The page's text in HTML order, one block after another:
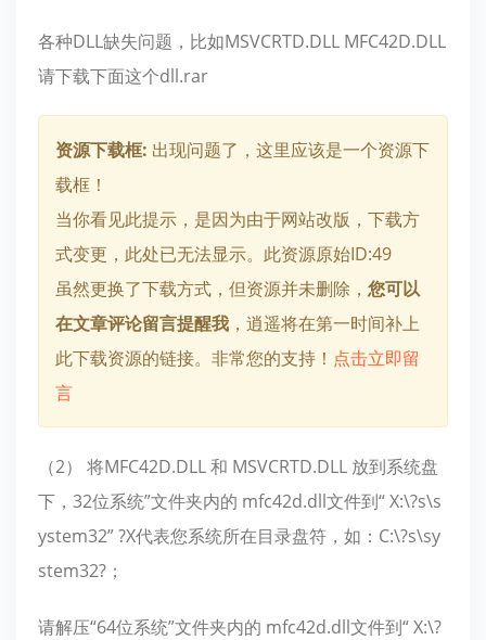
各种DLL缺失问题，比如MSVCRTD.DLL MFC42D.DLL
请下载下面这个dll.rar
资源下载框: 出现问题了，这里应该是一个资源下
载框！
当你看见此提示，是因为由于网站改版，下载方
式变更，此处已无法显示。此资源原始ID:49
虽然更换了下载方式，但资源并未删除， 您可以
在文章评论留言提醒我 ，逍遥将在第一时间补上
此下载资源的链接。非常您的支持！ 点击立即留
言
（2） 将MFC42D.DLL 和 MSVCRTD.DLL 放到系统盘
下，32位系统”文件夹内的 mfc42d.dll文件到“ X:\?s\s
ystem32” ?X代表您系统所在目录盘符，如：C:\?s\sy
stem32?；
请解压“64位系统”文件夹内的 mfc42d.dll文件到“ X:\?